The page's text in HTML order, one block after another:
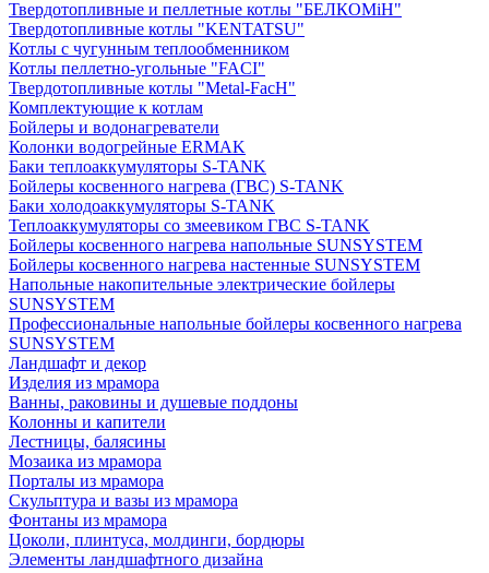
Твердотопливные и пеллетные котлы "БЕЛКОМiН"
Твердотопливные котлы "KENTATSU"
Котлы с чугунным теплообменником
Котлы пеллетно-угольные "FACI"
Твердотопливные котлы "Metal-FacH"
Комплектующие к котлам
Бойлеры и водонагреватели
Колонки водогрейные ERMAK
Баки теплоаккумуляторы S-TANK
Бойлеры косвенного нагрева (ГВС) S-TANK
Баки холодоаккумуляторы S-TANK
Теплоаккумуляторы со змеевиком ГВС S-TANK
Бойлеры косвенного нагрева напольные SUNSYSTEM
Бойлеры косвенного нагрева настенные SUNSYSTEM
Напольные накопительные электрические бойлеры
SUNSYSTEM
Профессиональные напольные бойлеры косвенного нагрева
SUNSYSTEM
Ландшафт и декор
Изделия из мрамора
Ванны, раковины и душевые поддоны
Колонны и капители
Лестницы, балясины
Мозаика из мрамора
Порталы из мрамора
Скульптура и вазы из мрамора
Фонтаны из мрамора
Цоколи, плинтуса, молдинги, бордюры
Элементы ландшафтного дизайна